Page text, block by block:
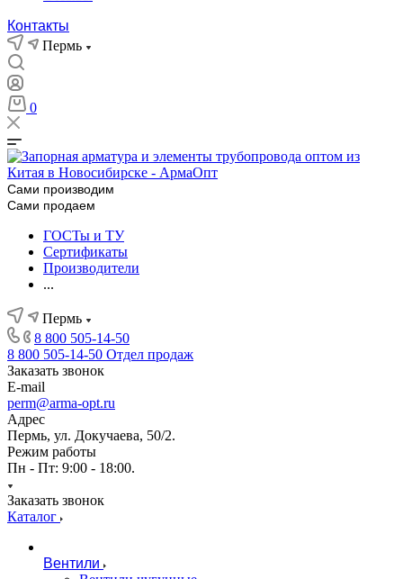
Контакты
Пермь
0
Сами производим
Сами продаем
ГОСТы и ТУ
Сертификаты
Производители
...
Пермь
8 800 505-14-50
8 800 505-14-50 Отдел продаж
Заказать звонок
E-mail
perm@arma-opt.ru
Адрес
Пермь, ул. Докучаева, 50/2.
Режим работы
Пн - Пт: 9:00 - 18:00.
Заказать звонок
Каталог
Вентили